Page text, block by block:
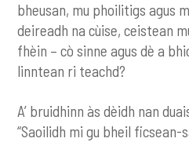
bheusan, mu phoilitigs agus
deireadh na cùise, ceistean
fhèin – cò sinne agus dè a
linntean ri teachd?
A’ bruidhinn às dèidh nan
“Saoilidh mi gu bheil ficsean-